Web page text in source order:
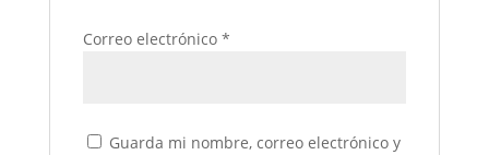
Correo electrónico *
Guarda mi nombre, correo electrónico y